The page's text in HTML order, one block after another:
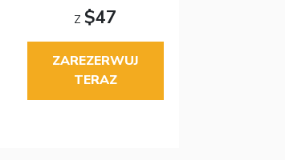
Z$47
ZAREZERWUJ
TERAZ